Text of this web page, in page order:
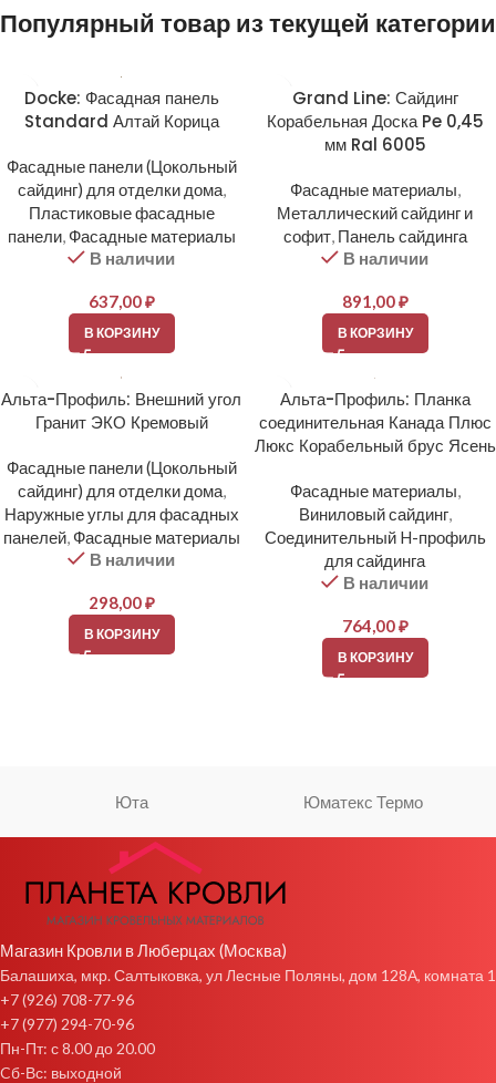
Популярный товар из текущей категории
Docke: Фасадная панель
Standard Алтай Корица
Фасадные панели (Цокольный
сайдинг) для отделки дома,
Пластиковые фасадные
панели, Фасадные материалы
В наличии
637,00₽
В КОРЗИНУ
Grand Line: Сайдинг
Корабельная Доска Pe 0,45
мм Ral 6005
Фасадные материалы,
Металлический сайдинг и
софит, Панель сайдинга
В наличии
891,00₽
В КОРЗИНУ
Альта-Профиль: Внешний угол
Гранит ЭКО Кремовый
Фасадные панели (Цокольный
сайдинг) для отделки дома,
Наружные углы для фасадных
панелей, Фасадные материалы
В наличии
298,00₽
В КОРЗИНУ
Альта-Профиль: Планка
соединительная Канада Плюс
Люкс Корабельный брус Ясень
Фасадные материалы,
Виниловый сайдинг,
Соединительный H-профиль
для сайдинга
В наличии
764,00₽
В КОРЗИНУ
Юта Юматекс Термо
Магазин Кровли в Люберцах (Москва)
Балашиха, мкр. Салтыковка, ул Лесные Поляны, дом 128А, комната 1
+7 (926) 708-77-96
+7 (977) 294-70-96
Пн-Пт: с 8.00 до 20.00
Cб-Вс: выходной